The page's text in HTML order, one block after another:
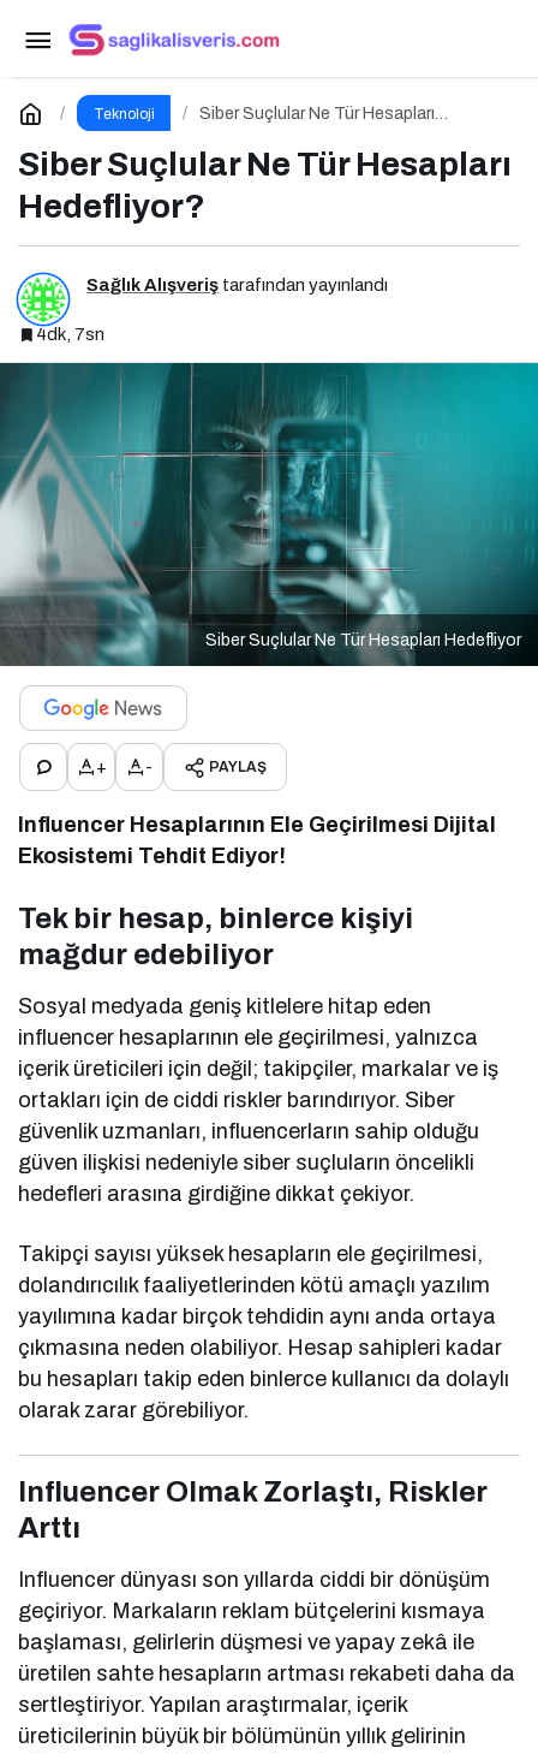
Teknoloji
Siber Suçlular Ne Tür Hesapları
Siber Suçlular Ne Tür Hesapları
Hedefliyor?
Sağlık Alışveriş tarafından yayınlandı
4dk, 7sn
Siber Suçlular Ne Tür Hesapları Hedefliyor
+ - PAYLAŞ
Influencer Hesaplarının Ele Geçirilmesi Dijital
Ekosistemi Tehdit Ediyor!
Tek bir hesap, binlerce kişiyi
mağdur edebiliyor
Sosyal medyada geniş kitlelere hitap eden
influencer hesaplarının ele geçirilmesi, yalnızca
içerik üreticileri için değil; takipçiler, markalar ve iş
ortakları için de ciddi riskler barındırıyor. Siber
güvenlik uzmanları, influencerların sahip olduğu
güven ilişkisi nedeniyle siber suçluların öncelikli
hedefleri arasına girdiğine dikkat çekiyor.
Takipçi sayısı yüksek hesapların ele geçirilmesi,
dolandırıcılık faaliyetlerinden kötü amaçlı yazılım
yayılımına kadar birçok tehdidin aynı anda ortaya
çıkmasına neden olabiliyor. Hesap sahipleri kadar
bu hesapları takip eden binlerce kullanıcı da dolaylı
olarak zarar görebiliyor.
Influencer Olmak Zorlaştı, Riskler
Arttı
Influencer dünyası son yıllarda ciddi bir dönüşüm
geçiriyor. Markaların reklam bütçelerini kısmaya
başlaması, gelirlerin düşmesi ve yapay zekâ ile
üretilen sahte hesapların artması rekabeti daha da
sertleştiriyor. Yapılan araştırmalar, içerik
üreticilerinin büyük bir bölümünün yıllık gelirinin
Arama Motoru Optimizasyonu (SEO) Nedir?
Etkili SEO İçin 10 Altın İpucu
Yorum Yap